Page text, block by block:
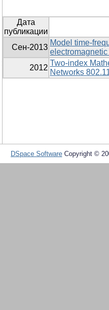
Дата
публикации
Сен-2013
Model time-
2012
Two-index
Networks
DSpace Software Copyright ©